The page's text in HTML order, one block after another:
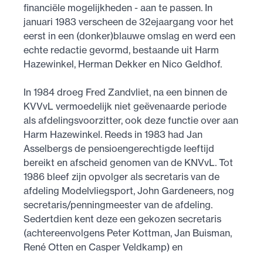
financiële mogelijkheden - aan te passen. In
januari 1983 verscheen de 32ejaargang voor het
eerst in een (donker)­blauwe omslag en werd een
echte redactie gevormd, bestaande uit Harm
Hazewinkel, Herman Dekker en Nico Geldhof.
In 1984 droeg Fred Zandvliet, na een binnen de
KVVvL vermoedelijk niet geëvenaarde periode
als afdelingsvoorzitter, ook deze functie over aan
Harm Hazewinkel. Reeds in 1983 had Jan
Asselbergs de pensioengerechtigde leeftijd
bereikt en afscheid genomen van de KNVvL. Tot
1986 bleef zijn opvolger als secretaris van de
afdeling Modelvliegsport, John Gardeneers, nog
secretaris/­penning­meester van de afdeling.
Sedertdien kent deze een gekozen secretaris
(achtereenvolgens Peter Kottman, Jan Buisman,
René Otten en Casper Veldkamp) en